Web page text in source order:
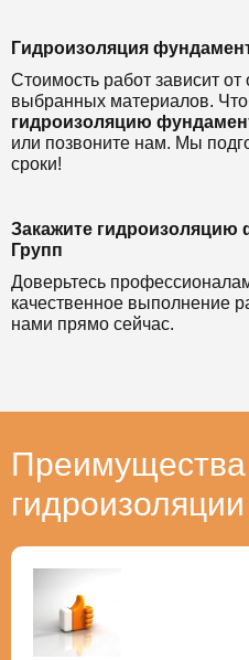
Гидроизоляция
Стоимость работ зависит
выбранных материалов.
гидроизоляцию
или позвоните нам. Мы
сроки!
Закажите
Групп
Доверьтесь
качественное выполнение
нами прямо сейчас.
Преимущества
гидроизоляции